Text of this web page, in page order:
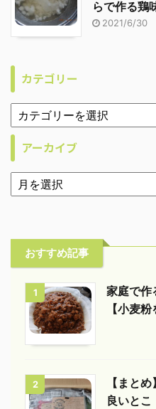
らで作る鶏
2021/6/30
カテゴリー
アーカイブ
おすすめ記事
1
家庭で作
【小麦
2
【まと
良いと